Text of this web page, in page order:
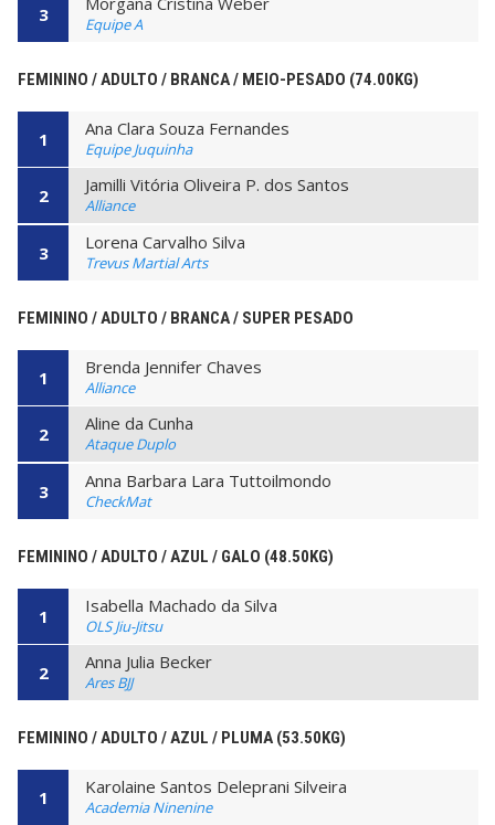
3 Equipe A
FEMININO / ADULTO / BRANCA / MEIO-PESADO (74.00KG)
1 Ana Clara Souza Fernandes
Equipe Juquinha
2 Jamilli Vitória Oliveira P. dos Santos
Alliance
3 Lorena Carvalho Silva
Trevus Martial Arts
FEMININO / ADULTO / BRANCA / SUPER PESADO
1 Brenda Jennifer Chaves
Alliance
2 Aline da Cunha
Ataque Duplo
3 Anna Barbara Lara Tuttoilmondo
CheckMat
FEMININO / ADULTO / AZUL / GALO (48.50KG)
1 Isabella Machado da Silva
OLS Jiu-Jitsu
2 Anna Julia Becker
Ares BJJ
FEMININO / ADULTO / AZUL / PLUMA (53.50KG)
1 Karolaine Santos Deleprani Silveira
Academia Ninenine